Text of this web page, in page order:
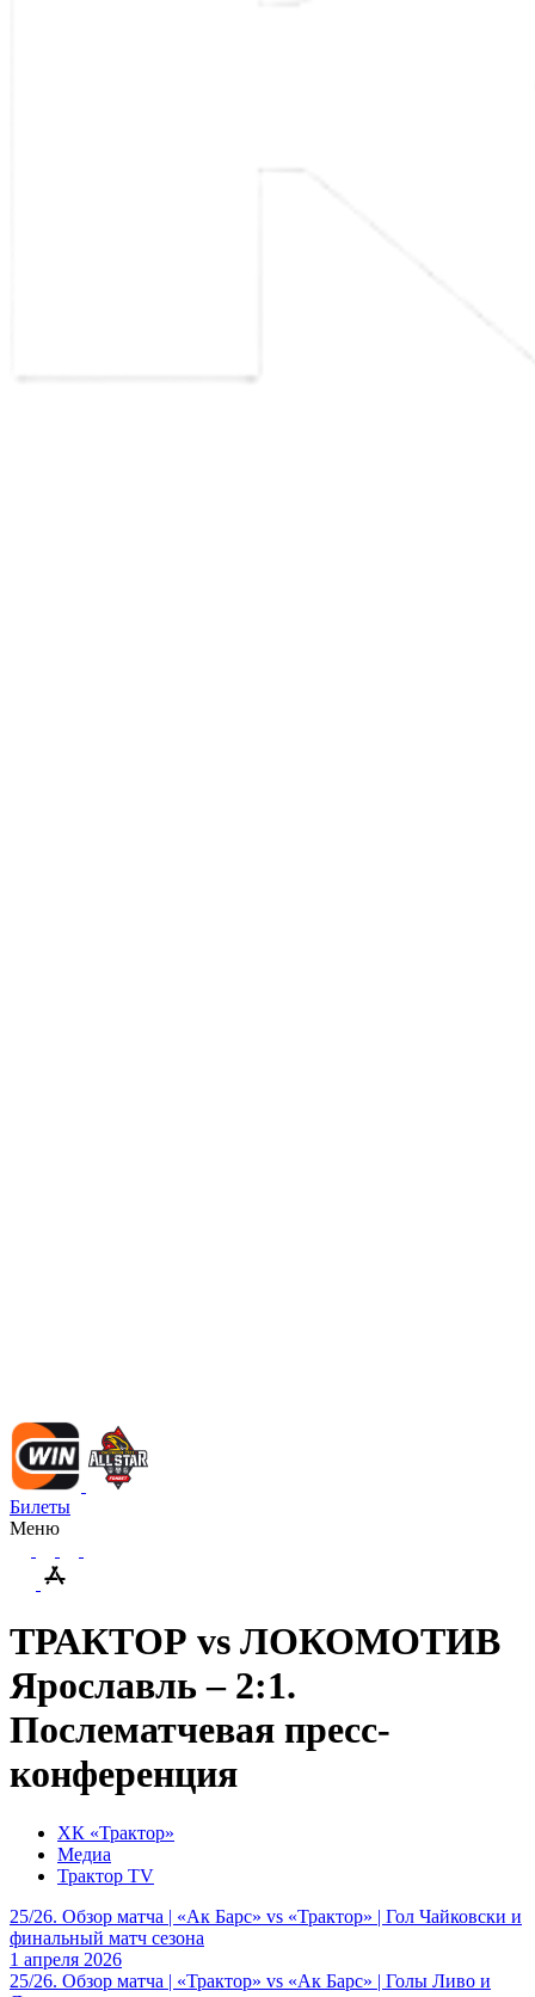
Билеты
Меню
ТРАКТОР vs ЛОКОМОТИВ
Ярославль – 2:1.
Послематчевая пресс-
конференция
ХК «Трактор»
Медиа
Трактор TV
25/26. Обзор матча | «Ак Барс» vs «Трактор» | Гол Чайковски и
финальный матч сезона
1 апреля 2026
25/26. Обзор матча | «Трактор» vs «Ак Барс» | Голы Ливо и